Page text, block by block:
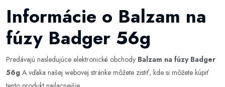
Informácie o Balzam na
fúzy Badger 56g
Predávajú nasledujúce elektronické obchody Balzam na fúzy Badger
56g A vďaka našej webovej stránke môžete zistiť, kde si môžete kúpiť